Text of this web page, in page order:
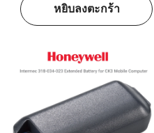
หยิบลงตะกร้า